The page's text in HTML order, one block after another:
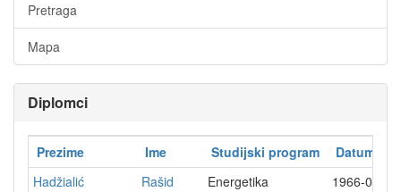
Pretraga
Mapa
Diplomci
Prezime Ime Studijski program
Datum
Hadžialić
Rašid Energetika
1966-08-30